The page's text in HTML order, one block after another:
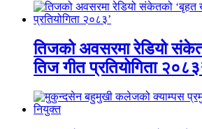
तिजको अवसरमा रेडियो
तिज गीत प्रतियोगिता